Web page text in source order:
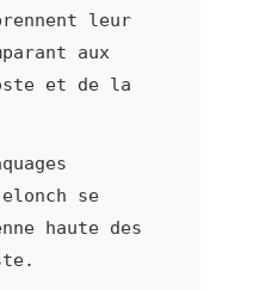
leur
aux
et de la
se
haute des